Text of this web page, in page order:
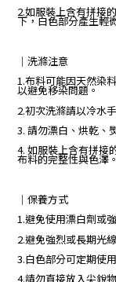
2.如服裝上含有拼接
下，白色部分產生輕
｜ 洗滌注意
1.布料可能因天然染
以避免移染問題。
2.初次洗滌請以冷水
3. 請勿漂白、烘乾、
4. 如服裝上含有拼接
布料的完整性與色澤
｜保養方式
1.避免使用漂白劑或
2.避免強烈或長期光
3.白色部分可定期使
4.請勿直接放入尖銳